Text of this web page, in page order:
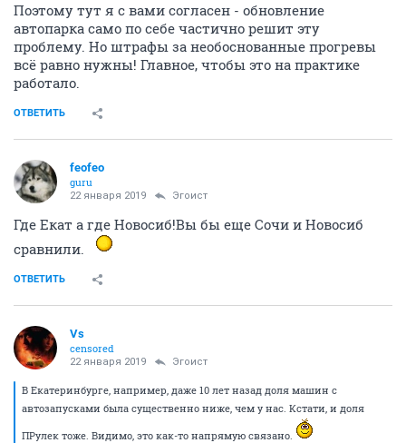
Поэтому тут я с вами согласен - обновление
автопарка само по себе частично решит эту
проблему. Но штрафы за необоснованные прогревы
всё равно нужны! Главное, чтобы это на практике
работало.
ОТВЕТИТЬ
feofeo
guru
22 января 2019 Эгоист
Где Екат а где Новосиб!Вы бы еще Сочи и Новосиб
сравнили.
ОТВЕТИТЬ
Vs
censored
22 января 2019 Эгоист
В Екатеринбурге, например, даже 10 лет назад доля машин с
автозапусками была существенно ниже, чем у нас. Кстати, и доля
ПРулек тоже. Видимо, это как-то напрямую связано.